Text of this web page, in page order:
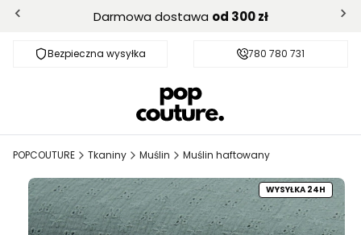
Darmowa dostawa od 300 zł
Bezpieczna wysyłka Darmowa dostawa od 300 zł
780 780 731
POPCOUTURE Tkaniny Muślin Muślin haftowany
WYSYŁKA 24H